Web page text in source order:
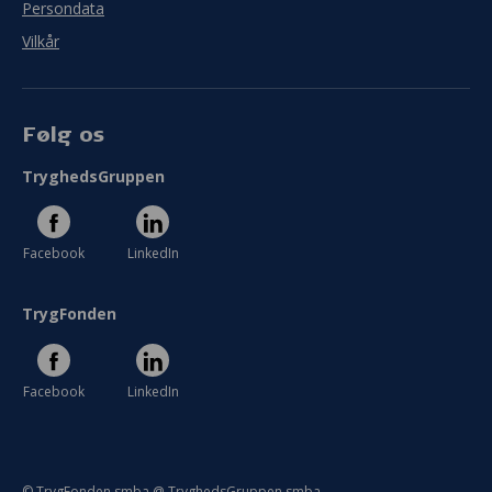
Persondata
Vilkår
Følg os
TryghedsGruppen
Facebook LinkedIn
TrygFonden
Facebook LinkedIn